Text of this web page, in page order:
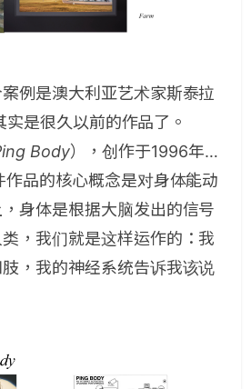
例是澳大利亚艺术家斯泰拉
是很久以前的作品了。
Body），创作于1996年…
品的核心概念是对身体能动
身体是根据大脑发出的信号
，我们就是这样运作的：我
，我的神经系统告诉我该说